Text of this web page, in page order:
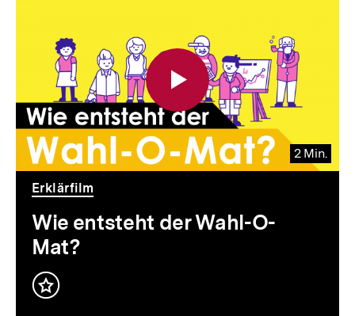
2 Min.
Video
Dauer
2
Min.
Erklärfilm
Wie entsteht der Wahl-O-
Mat?
Inhalt